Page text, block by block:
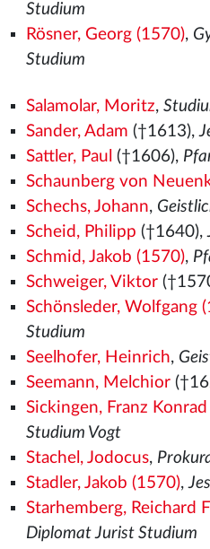
Studium
Rösner, Georg (1570),
Studium
Salamolar, Moritz,
Sander, Adam (†1613),
Sattler, Paul (†1606),
Schaunberg von
Schechs, Johann,
Scheid, Philipp (†1640),
Schmid, Jakob (1570),
Schweiger, Viktor
Schönsleder, Wolfgang
Studium
Seelhofer, Heinrich,
Seemann, Melchior
Sickingen, Franz
Studium Vogt
Stachel, Jodocus,
Stadler, Jakob (1570),
Starhemberg, Reichard
Diplomat Jurist Studium